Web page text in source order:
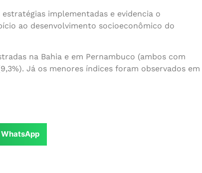
implementadas e evidencia o
ao desenvolvimento socioeconômico do
na Bahia e em Pernambuco (ambos com
Já os menores índices foram observados em
WhatsApp